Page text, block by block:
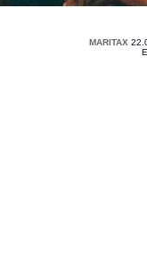
MARITAX